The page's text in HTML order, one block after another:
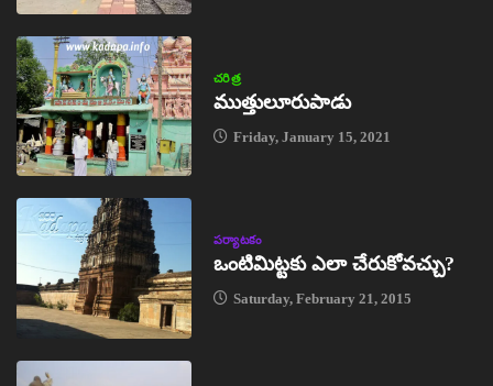
చరిత్ర
ముత్తులూరుపాడు
Friday, January 15, 2021
పర్యాటకం
ఒంటిమిట్టకు ఎలా చేరుకోవచ్చు?
Saturday, February 21, 2015